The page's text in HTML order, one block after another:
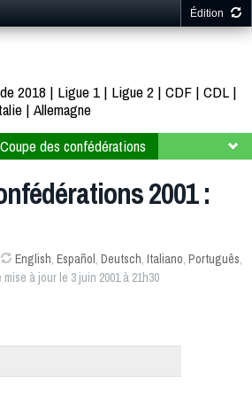
Édition
2018 Ligue 1 Ligue 2 CDF CDL
Allemagne
Coupe des confédérations
2001 :
English, Español, Deutsch, Italiano, Português,
à jour le 3 juin 2001 à 21h30